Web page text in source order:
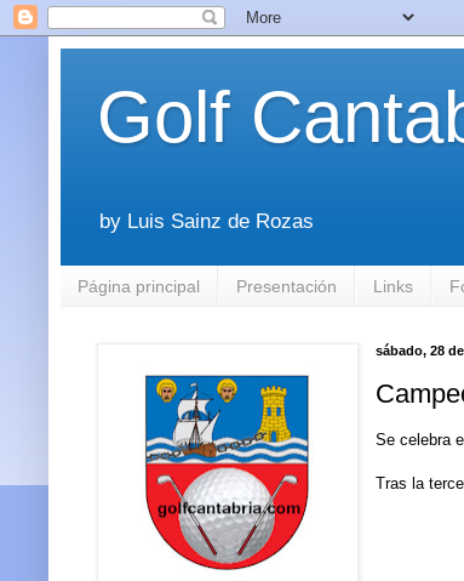
Golf
by Luis Sainz de Rozas
Página principal Presentación Links
sábado, 28
Se celebra
Tras la